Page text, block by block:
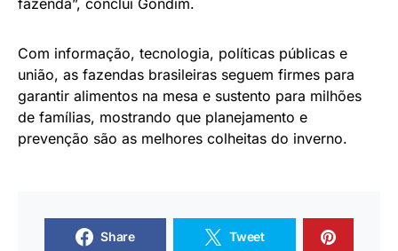
fazenda”, conclui Gondim.
Com informação, tecnologia, políticas públicas e
união, as fazendas brasileiras seguem firmes para
garantir alimentos na mesa e sustento para milhões
de famílias, mostrando que planejamento e
prevenção são as melhores colheitas do inverno.
Share Tweet